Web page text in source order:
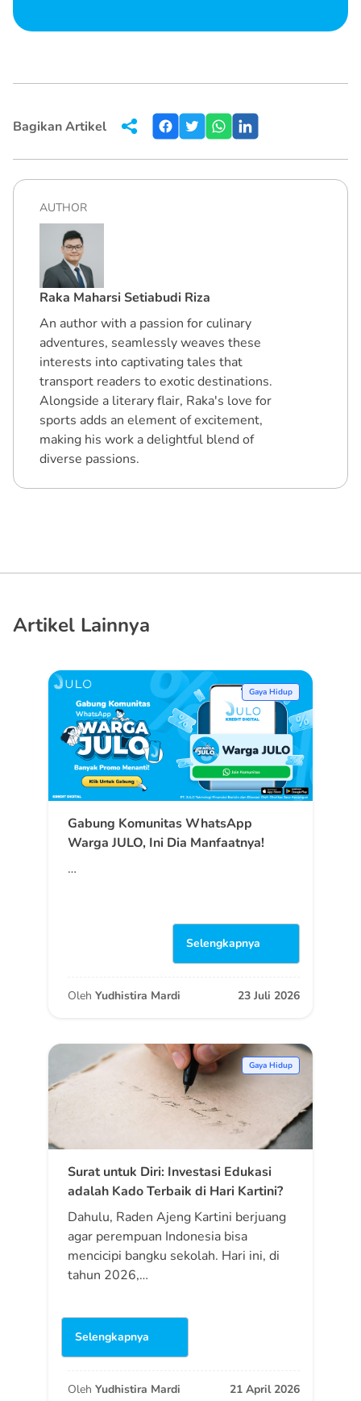
Bagikan Artikel
AUTHOR
Raka Maharsi Setiabudi Riza
An author with a passion for culinary
adventures, seamlessly weaves these
interests into captivating tales that
transport readers to exotic destinations.
Alongside a literary flair, Raka's love for
sports adds an element of excitement,
making his work a delightful blend of
diverse passions.
Artikel Lainnya
Gaya Hidup
Gabung Komunitas WhatsApp
Warga JULO, Ini Dia Manfaatnya!
…
Selengkapnya
Oleh Yudhistira Mardi 23 Juli 2026
Gaya Hidup
Surat untuk Diri: Investasi Edukasi
adalah Kado Terbaik di Hari Kartini?
Dahulu, Raden Ajeng Kartini berjuang
agar perempuan Indonesia bisa
mencicipi bangku sekolah. Hari ini, di
tahun 2026,…
Selengkapnya
Oleh Yudhistira Mardi 21 April 2026